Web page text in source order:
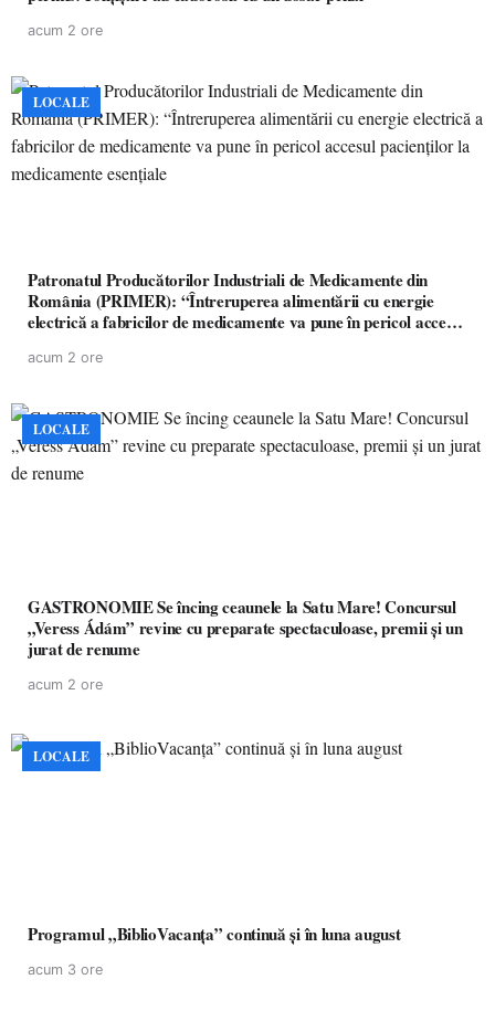
acum 2 ore
LOCALE
Patronatul Producătorilor Industriali de Medicamente din
România (PRIMER): “Întreruperea alimentării cu energie
electrică a fabricilor de medicamente va pune în pericol accesul
acum 2 ore
LOCALE
GASTRONOMIE Se încing ceaunele la Satu Mare! Concursul
„Veress Ádám” revine cu preparate spectaculoase, premii și un
jurat de renume
acum 2 ore
LOCALE
Programul „BiblioVacanța” continuă și în luna august
acum 3 ore